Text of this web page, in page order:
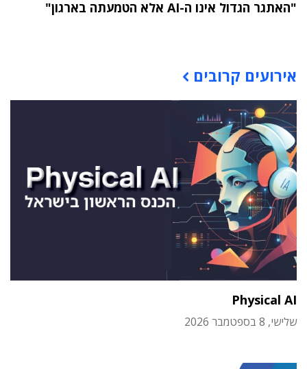
"האתגר הגדול אינו ה-AI אלא הטמעתה בארגון"
אירועים קרובים
Physical AI
שלישי, 8 בספטמבר 2026